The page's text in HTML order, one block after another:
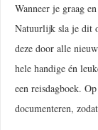
Wanneer je graag
Natuurlijk sla je dit
deze door alle
hele handige én
een reisdagboek.
documenteren,